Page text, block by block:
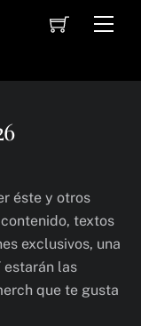
Cart
éste y otros
textos
exclusivos, una
estarán las
que te gusta